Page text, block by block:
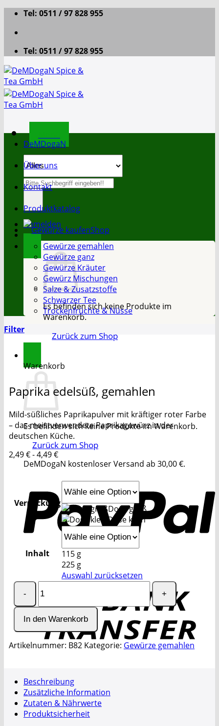
Zum
springen
Tel: 0511 / 97 828 955
Tel: 0511 / 97 828 955
Suche
nach:
Anmelden
Es befinden sich keine Produkte im
Warenkorb.
Zurück zum Shop
Warenkorb
Es befinden sich keine Produkte im Warenkorb.
Zurück zum Shop
DeMDogaN kostenloser Versand ab 30,00 €.
DeMDogaN
Über uns
Kontakt
Produktkatalog
Shop
Gewürze gemahlen
Gewürze ganz
Gewürze Kräuter
Gewürz Mischungen
Salze & Zusatzstoffe
Schwarzer Tee
Trockenfrüchte & Nüsse
Filter
Paprika edelsüß, gemahlen
Mild-süßliches Paprikapulver mit kräftiger roter Farbe
– das meistverwendete Paprikagewürz in der
deutschen Küche.
2,49€-4,49€
Verpackung
Dose groß
Dose klein
Inhalt
115 g
225 g
Auswahl zurücksetzen
edelsüß,
gemahlen
Menge
In den Warenkorb
Artikelnummer: B82 Kategorie: Gewürze gemahlen
Beschreibung
Zusätzliche Information
Zutaten & Nährwerte
Produktsicherheit